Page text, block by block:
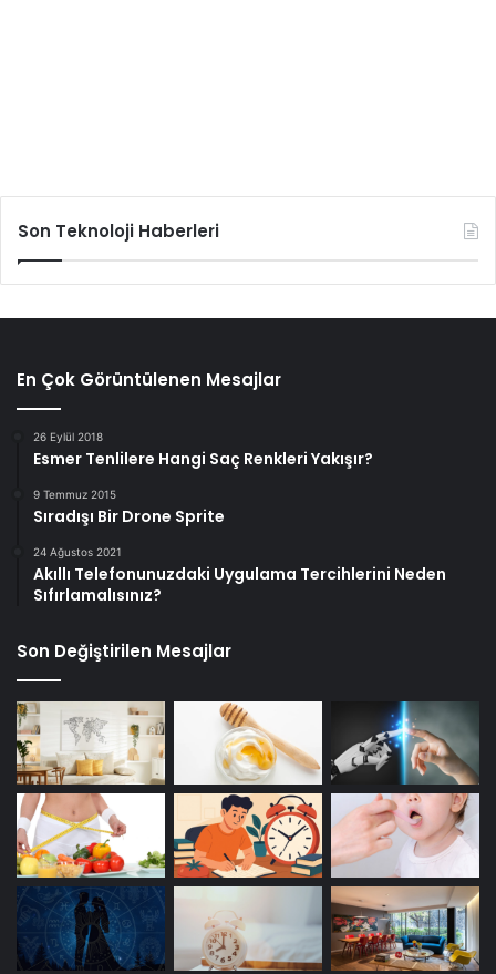
Son Teknoloji Haberleri
En Çok Görüntülenen Mesajlar
26 Eylül 2018
Esmer Tenlilere Hangi Saç Renkleri Yakışır?
9 Temmuz 2015
Sıradışı Bir Drone Sprite
24 Ağustos 2021
Akıllı Telefonunuzdaki Uygulama Tercihlerini Neden
Sıfırlamalısınız?
Son Değiştirilen Mesajlar